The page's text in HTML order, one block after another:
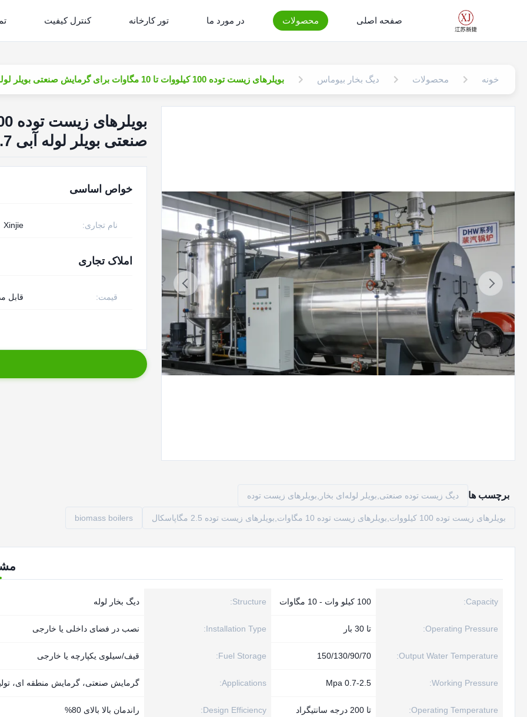
صفحه اصلی محصولات در مورد ما تور کارخانه کنترل کیفیت
خونه محصولات دیگ بخار بیوماس بویلرهای زیست توده 100 کیلووات تا 10 مگاوات برای گرمایش صنعتی بویلر لوله آبی 0.7-2.5 مگاپاسکال
صنعتی بویلر لوله آبی 0.7-2.5 مگاپاسکال
خواص اساسی
نام تجاری: Xinjie
املاک تجاری
قیمت: قابل
برچسب ها دیگ زیست توده صنعتی,بویلر لوله‌ای بخار,بویلرهای زیست توده
بویلرهای زیست توده 100 کیلووات,بویلرهای زیست توده 10 مگاوات,بویلرهای زیست توده 2.5 مگاپاسکال biomass boilers
Capacity: 100 کیلو وات - 10 مگاوات Structure: دیگ بخار لوله
Operating Pressure: تا 30 بار Installation Type: نصب در فضای داخلی یا خارجی
Output Water Temperature:
150/130/90/70
Fuel Storage: قیف/سیلوی یکپارچه یا خارجی
Working Pressure:
0.7-2.5 Mpa
Applications: گرمایش صنعتی، گرمایش منطقه ای،
Operating Temperature: تا 200 درجه سانتیگراد Design Efficiency: راندمان بالا بالای 80%